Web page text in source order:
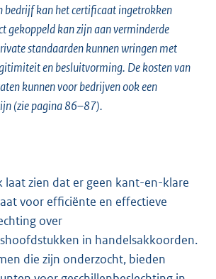
bedrijf kan het certificaat ingetrokken
gekoppeld kan zijn aan verminderde
standaarden kunnen wringen met
en besluitvorming. De kosten van
kunnen voor bedrijven ook een
(zie pagina 86–87).
laat zien dat er geen kant-en-klare
voor efficiënte en effectieve
over
in handelsakkoorden.
die zijn onderzocht, bieden